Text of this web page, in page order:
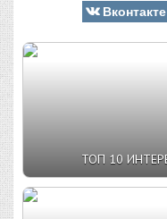
Вконтакте
ТОП 10